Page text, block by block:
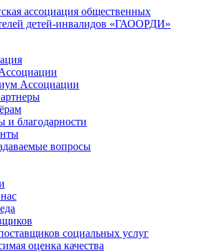
Ассоциации
и благодарности
вопросы
социальных услуг
оценка качества